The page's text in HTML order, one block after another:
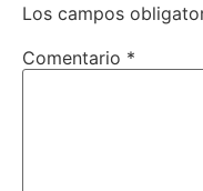
Los campos
Comentario *